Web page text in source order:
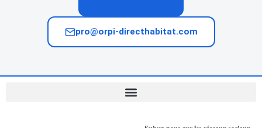
pro@orpi-directhabitat.com